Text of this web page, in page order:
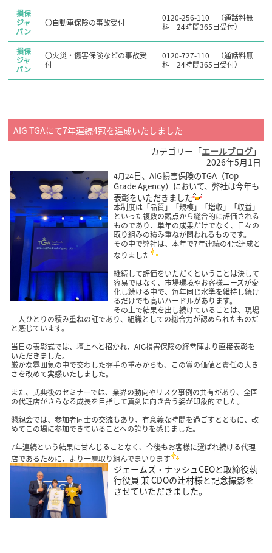
損保
ジャ
パン
〇自動車保険の事故受付
0120-256-110 （通話料無
料 24時間365日受付）
損保
ジャ
パン
〇火災・傷害保険などの事故受
付
0120-727-110 （通話料無
料 24時間365日受付）
AIG TGAにて7年連続4冠を達成いたしました
カテゴリー「エールブログ」
2026年5月1日
4月24日、AIG損害保険のTGA（Top
Grade Agency）において、弊社は今年も
表彰をいただきました
本制度は「品質」「規模」「増収」「収益」
といった複数の観点から総合的に評価される
ものであり、単年の成果だけでなく、日々の
取り組みの積み重ねが問われるものです。
その中で弊社は、本年で7年連続の4冠達成と
なりました
継続して評価をいただくということは決して
容易ではなく、市場環境やお客様ニーズが変
化し続ける中で、毎年同じ水準を維持し続け
るだけでも高いハードルがあります。
その上で結果を出し続けていることは、現場
一人ひとりの積み重ねの証であり、組織としての総合力が認められたものだ
と感じています。
当日の表彰式では、壇上へと招かれ、AIG損害保険の経営陣より直接表彰を
いただきました。
厳かな雰囲気の中で交わした握手の重みからも、この賞の価値と責任の大き
さを改めて実感いたしました。
また、式典後のセミナーでは、業界の動向やリスク事例の共有があり、全国
の代理店がさらなる成長を目指して真剣に向き合う姿が印象的でした。
懇親会では、参加者同士の交流もあり、有意義な時間を過ごすとともに、改
めてこの場に参加できていることへの誇りを感じました。
7年連続という結果に甘んじることなく、今後もお客様に選ばれ続ける代理
店であるために、より一層取り組んでまいります
ジェームズ・ナッシュCEOと取締役執
行役員 兼 CDOの辻村様と記念撮影を
させていただきました。